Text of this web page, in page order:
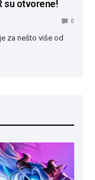
su otvorene!
0
za nešto više od